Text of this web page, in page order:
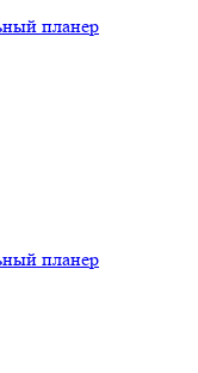
планер
планер